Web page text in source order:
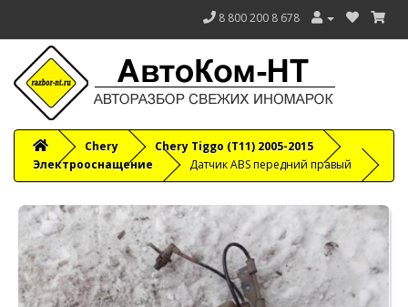
8 800 200 8 678
Chery
Chery Tiggo (T11) 2005-2015
Электрооснащение
Датчик ABS передний правый